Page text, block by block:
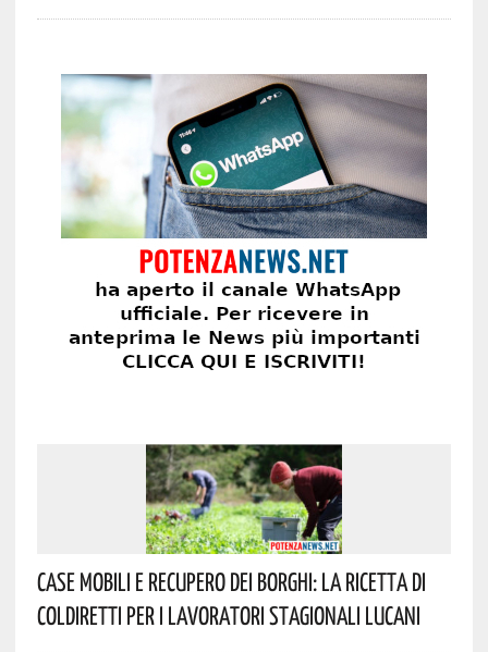
Case Mobili E Recupero Dei Borghi: La Ricetta Di
Coldiretti Per I Lavoratori Stagionali Lucani